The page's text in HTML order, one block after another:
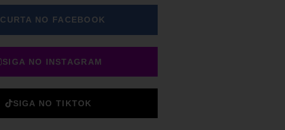
CURTA NO FACEBOOK
SIGA NO INSTAGRAM
SIGA NO TIKTOK